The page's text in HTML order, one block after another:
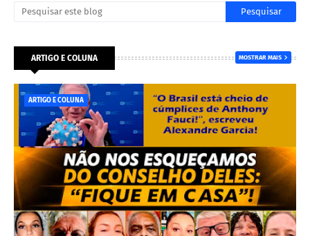
ARTIGO E COLUNA MOSTRAR MAIS
ARTIGO E COLUNA